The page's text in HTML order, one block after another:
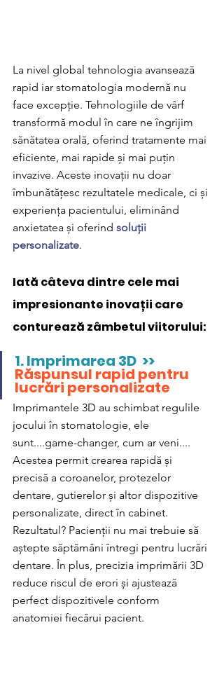
La nivel global tehnologia avansează
rapid iar stomatologia modernă nu
face excepție. Tehnologiile de vârf
transformă modul în care ne îngrijim
sănătatea orală, oferind tratamente mai
eficiente, mai rapide și mai puțin
invazive. Aceste inovații nu doar
îmbunătățesc rezultatele medicale, ci și
experiența pacientului, eliminând
anxietatea și oferind soluții
personalizate.
Iată câteva dintre cele mai
impresionante inovații care
conturează zâmbetul viitorului:
1. Imprimarea 3D  >>
Răspunsul rapid pentru
lucrări personalizate
Imprimantele 3D au schimbat regulile
jocului în stomatologie, ele
sunt....game-changer, cum ar veni....
Acestea permit crearea rapidă și
precisă a coroanelor, protezelor
dentare, gutierelor și altor dispozitive
personalizate, direct în cabinet.
Rezultatul? Pacienții nu mai trebuie să
aștepte săptămâni întregi pentru lucrări
dentare. În plus, precizia imprimării 3D
reduce riscul de erori și ajustează
perfect dispozitivele conform
anatomiei fiecărui pacient.